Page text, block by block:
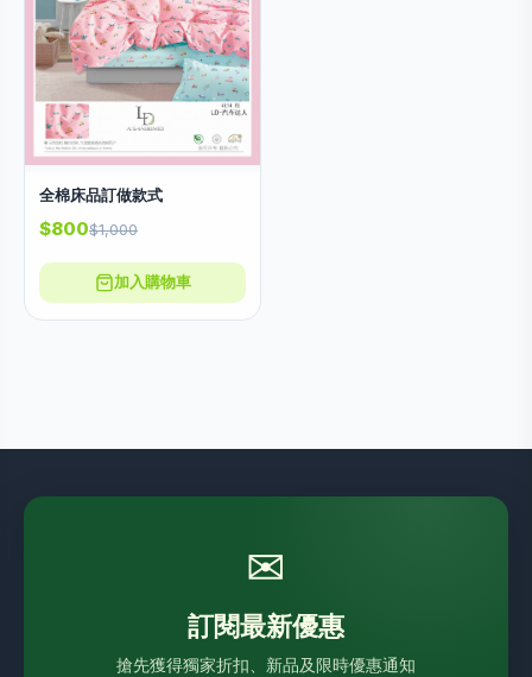
全棉床品訂做款式
$800$1,000
加入購物車
✉
訂閱最新優惠
搶先獲得獨家折扣、新品及限時優惠通知